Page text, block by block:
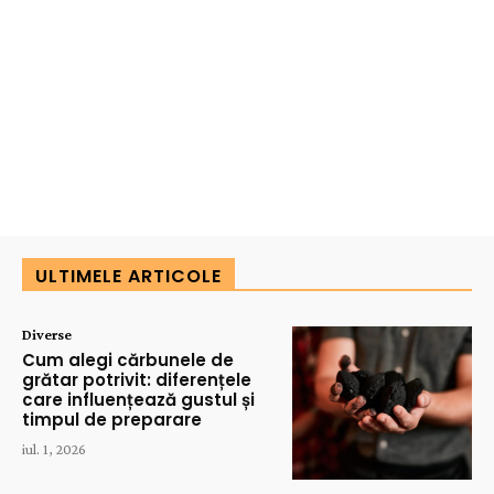
ULTIMELE ARTICOLE
Diverse
Cum alegi cărbunele de
grătar potrivit: diferențele
care influențează gustul și
timpul de preparare
iul. 1, 2026